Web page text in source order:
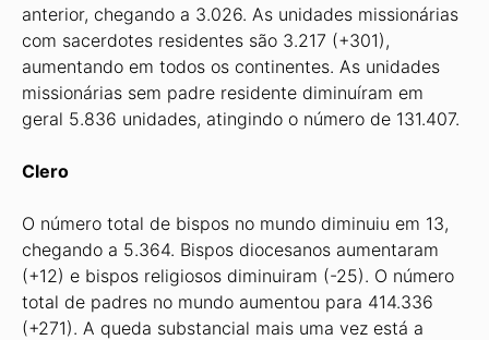
anterior, chegando a 3.026. As unidades missionárias
com sacerdotes residentes são 3.217 (+301),
aumentando em todos os continentes. As unidades
missionárias sem padre residente diminuíram em
geral 5.836 unidades, atingindo o número de 131.407.
Clero
O número total de bispos no mundo diminuiu em 13,
chegando a 5.364. Bispos diocesanos aumentaram
(+12) e bispos religiosos diminuiram (-25). O número
total de padres no mundo aumentou para 414.336
(+271). A queda substancial mais uma vez está a